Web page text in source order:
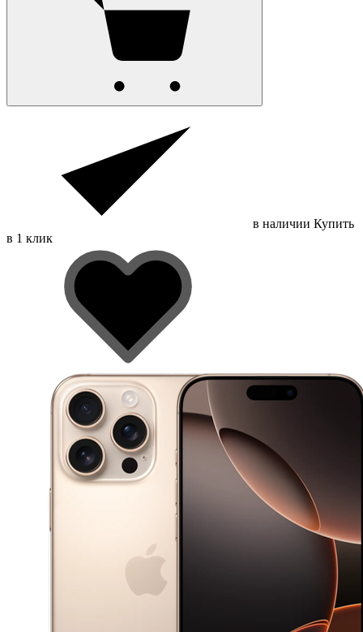
в наличии Купить
в 1 клик